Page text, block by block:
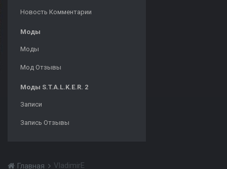
Новость Комментарии
Моды
Моды
Мод Отзывы
Моды S.T.A.L.K.E.R. 2
Записи
Запись Отзывы
Главная VladimirE